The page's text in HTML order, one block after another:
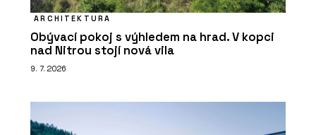
ARCHITEKTURA
Obývací pokoj s výhledem na hrad. V kopci
nad Nitrou stojí nová vila
9. 7. 2026